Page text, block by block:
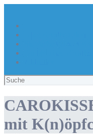
Suchen
nach:
mit